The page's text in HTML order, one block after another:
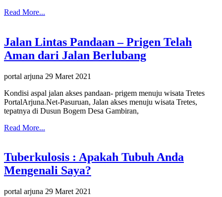
Read More...
Jalan Lintas Pandaan – Prigen Telah
Aman dari Jalan Berlubang
portal arjuna 29 Maret 2021
Kondisi aspal jalan akses pandaan- prigem menuju wisata Tretes
PortalArjuna.Net-Pasuruan, Jalan akses menuju wisata Tretes,
tepatnya di Dusun Bogem Desa Gambiran,
Read More...
Tuberkulosis : Apakah Tubuh Anda
Mengenali Saya?
portal arjuna 29 Maret 2021